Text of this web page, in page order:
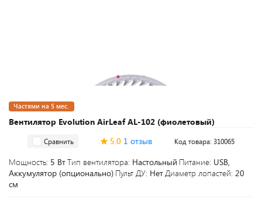
Вентилятор Evolution AirLeaf AL-102 (фиолетовый)
Частями на 5 мес.
Сравнить 5.0 1 отзыв Код товара: 310065
Мощность: 5 ВтТип вентилятора: Настольный Питание: USB,
Аккумулятор (опционально) Пульт ДУ: НетДиаметр лопастей: 20
см